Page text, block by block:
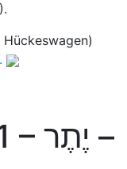
).
– יֶתֶר –